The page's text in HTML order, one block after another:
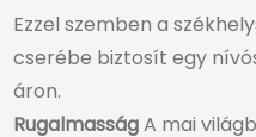
Ezzel szemben a
cserébe biztosít egy
áron.
RugalmasságA mai